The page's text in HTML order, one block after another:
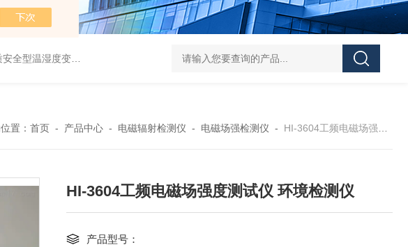
送器系列 适用于 0 区和 20 区 DS-50d韩国大成管道漏水检测仪 DS-50d韩国
置： 首页- 产品中心- 电磁辐射检测仪 - 电磁场强检测仪 - HI-3604工频电磁场强度测试仪 环境检测仪
HI-3604工频电磁场强度测试仪 环境检测仪
产品型号：